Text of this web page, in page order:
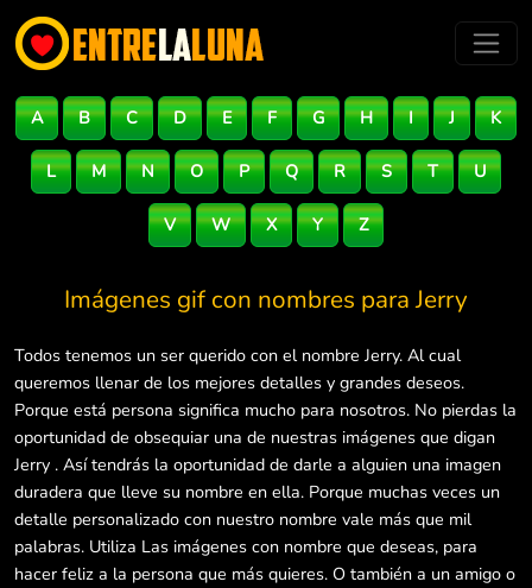
A B C D E F G H I J K
L M N O P Q R S T U
V W X Y Z
Imágenes gif con nombres paraJerry
Todos tenemos un ser querido con el nombre Jerry. Al cual
queremos llenar de los mejores detalles y grandes deseos.
Porque está persona significa mucho para nosotros. No pierdas la
oportunidad de obsequiar una de nuestras imágenes que digan
Jerry . Así tendrás la oportunidad de darle a alguien una imagen
duradera que lleve su nombre en ella. Porque muchas veces un
detalle personalizado con nuestro nombre vale más que mil
palabras. Utiliza Las imágenes con nombre que deseas, para
hacer feliz a la persona que más quieres. O también a un amigo o